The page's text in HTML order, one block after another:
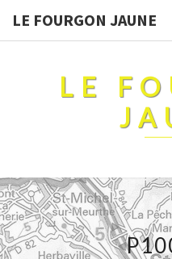
LE FOURGON JAUNE
LE